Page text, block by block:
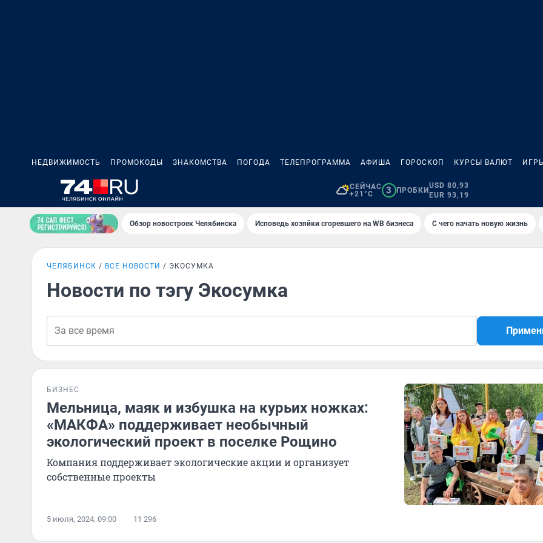
НЕДВИЖИМОСТЬ ПРОМОКОДЫ ЗНАКОМСТВА ПОГОДА ТЕЛЕПРОГРАММА АФИША ГОРОСКОП КУРСЫ ВАЛЮТ
СЕЙЧАС
+21°C
3 ПРОБКИ
USD 80,93
EUR 93,19
Обзор новостроек Челябинска Исповедь хозяйки сгоревшего на WB бизнеса С чего начать новую жизнь
ЧЕЛЯБИНСК ВСЕ НОВОСТИ ЭКОСУМКА
Новости по тэгу Экосумка
БИЗНЕС
Мельница, маяк и избушка на курьих ножках:
«МАКФА» поддерживает необычный
экологический проект в поселке Рощино
Компания поддерживает экологические акции и организует
собственные проекты
5 июля, 2024, 09:00 11 296